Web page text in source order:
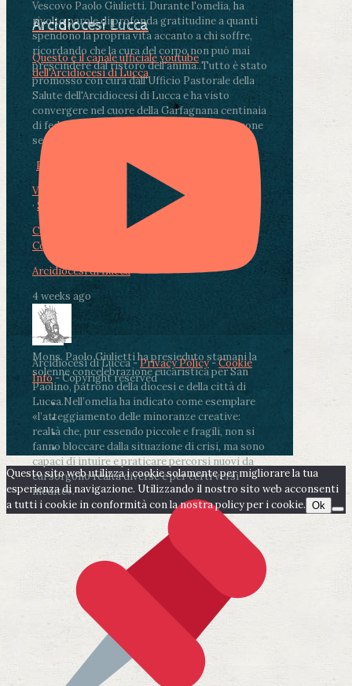
Vescovo Paolo Giulietti. Durante l'omelia, ha
rivolto parole di profonda gratitudine a quanti
spendono la propria vita accanto a chi soffre,
ricordando che la cura del corpo non può mai
prescindere dal ristoro dell'anima..Tutto è stato
promosso con cura dall'Ufficio Pastorale della
Salute dell'Arcidiocesi di Lucca e ha visto
convergere nel cuore della Garfagnana centinaia
di fedeli, operatori sanitari, volontari e persone
segnate dalla malattia.
Photo
View on Facebook
· Share
Condividi su Facebook
Condividi su LinkedIn
Arcidiocesi di Lucca
4 weeks ago
Mons. Paolo Giulietti ha presieduto stamani la
solenne concelebrazione eucaristica per San
Paolino, patrono della diocesi e della città di
Lucca.Nell’omelia ha indicato come esemplare
«l’atteggiamento delle minoranze creative:
realtà che, pur essendo piccole e fragili, non si
fanno bloccare dalla situazione di crisi, ma sono
capaci di intuire e praticare percorsi nuovi da
cui sorgono realtà diverse e per certi versi
inedite».
Arcidiocesi Lucca
Questo è il canale ufficiale youtube
dell'Arcidiocesi di Lucca
Arcidiocesi di Lucca -Privacy Policy-Cookie
Info- Copyright reserved
Questo sito web utilizza i cookie solamente per migliorare la tua
esperienza di navigazione. Utilizzando il nostro sito web acconsenti
a tutti i cookie in conformità con la nostra policy per i cookie. Ok